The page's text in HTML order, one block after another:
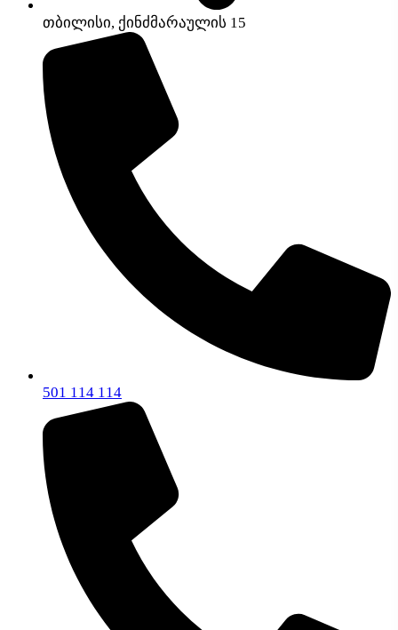
თბილისი, ქინძმარაულის 15
501 114 114